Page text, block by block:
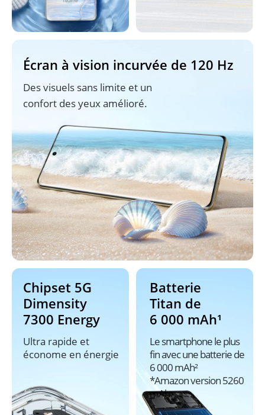
Le smartphone le plus
fin avec une batterie de
6 000 mAh²
*Amazon version 5260
mAh
Batterie
Titan de
6 000 mAh¹
Ultra rapide et
économe en énergie
Chipset 5G
Dimensity
7300 Energy
Des visuels sans limite et un
confort des yeux amélioré.
Écran à vision incurvée de 120 Hz